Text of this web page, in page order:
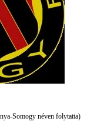
Somogy néven folytatta)